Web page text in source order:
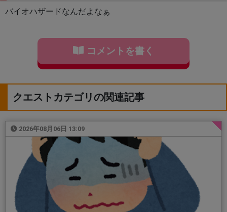
バイオハザードなんだよなぁ
コメントを書く
クエストカテゴリの関連記事
2026年08月06日 13:09